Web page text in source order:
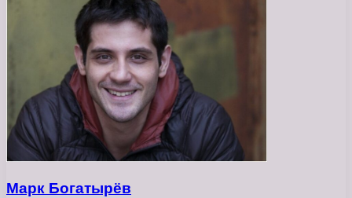
Марк Богатырёв